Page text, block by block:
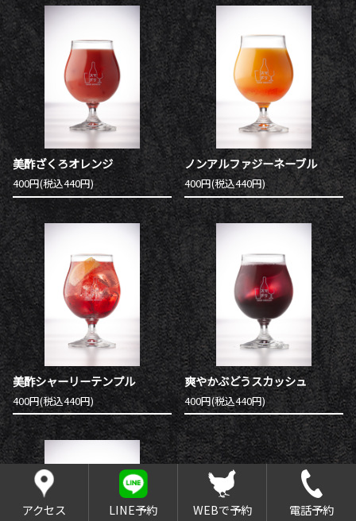
美酢ざくろオレンジ
400円(税込440円)
ノンアルファジーネーブル
400円(税込440円)
美酢シャーリーテンプル
400円(税込440円)
爽やかぶどうスカッシュ
400円(税込440円)
アクセス LINE予約 WEBで予約 電話予約